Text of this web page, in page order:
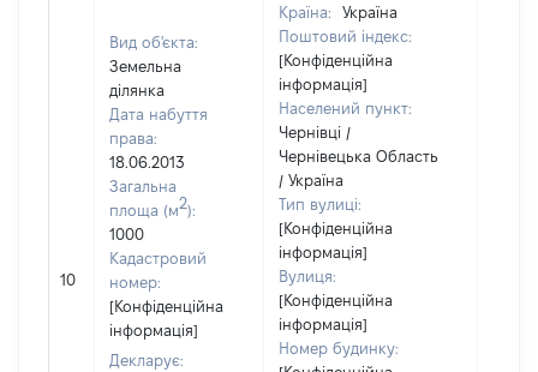
10
Вид об'єкта:
Земельна
ділянка
Дата набуття
права:
18.06.2013
Загальна
площа (м2):
1000
Кадастровий
номер:
[Конфіденційна
інформація]
Декларує:
Країна:
Україна
Поштовий індекс:
[Конфіденційна
інформація]
Населений пункт:
Чернівці /
Чернівецька Область
/ Україна
Тип вулиці:
[Конфіденційна
інформація]
Вулиця:
[Конфіденційна
інформація]
Номер будинку: